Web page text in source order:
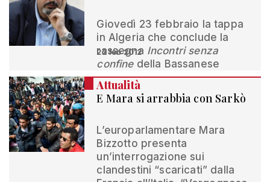
Giovedì 23 febbraio la tappa
in Algeria che conclude la
rassegna Incontri senza
confinedella Bassanese
22 feb 2012
Attualità
E Mara si arrabbia con Sarkò
L’europarlamentare Mara
Bizzotto presenta
un’interrogazione sui
clandestini “scaricati” dalla